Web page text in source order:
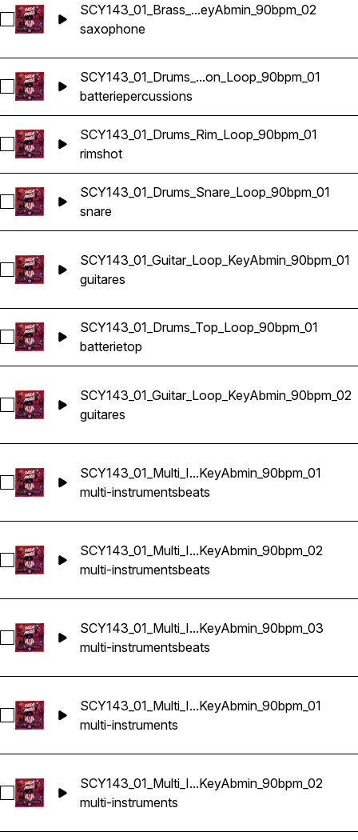
Sélectionnez
SCY143_01_Brass_...eyAbmin_90bpm_02
saxophone
Sélectionnez SCY143_01_Drums_Percussion_Loop_90bpm_01
SCY143_01_Drums_...on_Loop_90bpm_01
batteriepercussions
Sélectionnez SCY143_01_Drums_Rim_Loop_90bpm_01
SCY143_01_Drums_Rim_Loop_90bpm_01
rimshot
Sélectionnez SCY143_01_Drums_Snare_Loop_90bpm_01
SCY143_01_Drums_Snare_Loop_90bpm_01
snare
Sélectionnez SCY143_01_Guitar_Loop_KeyAbmin_90bpm_01
SCY143_01_Guitar_Loop_KeyAbmin_90bpm_01
guitares
Sélectionnez SCY143_01_Drums_Top_Loop_90bpm_01
SCY143_01_Drums_Top_Loop_90bpm_01
batterietop
Sélectionnez SCY143_01_Guitar_Loop_KeyAbmin_90bpm_02
SCY143_01_Guitar_Loop_KeyAbmin_90bpm_02
guitares
Sélectionnez
SCY143_01_Multi_I...KeyAbmin_90bpm_01
multi-instrumentsbeats
Sélectionnez
SCY143_01_Multi_I...KeyAbmin_90bpm_02
multi-instrumentsbeats
Sélectionnez
SCY143_01_Multi_I...KeyAbmin_90bpm_03
multi-instrumentsbeats
Sélectionnez
SCY143_01_Multi_I...KeyAbmin_90bpm_01
multi-instruments
Sélectionnez
SCY143_01_Multi_I...KeyAbmin_90bpm_02
multi-instruments